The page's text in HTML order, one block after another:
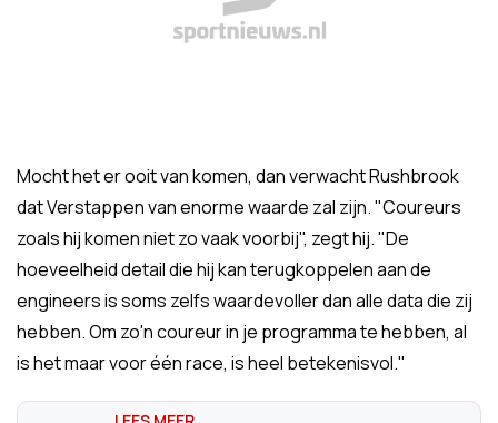
Mocht het er ooit van komen, dan verwacht Rushbrook
dat Verstappen van enorme waarde zal zijn. "Coureurs
zoals hij komen niet zo vaak voorbij", zegt hij. "De
hoeveelheid detail die hij kan terugkoppelen aan de
engineers is soms zelfs waardevoller dan alle data die zij
hebben. Om zo'n coureur in je programma te hebben, al
is het maar voor één race, is heel betekenisvol."